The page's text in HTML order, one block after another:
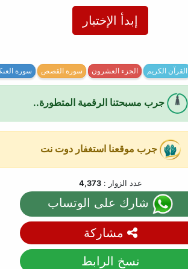
إبدأ الإختبار
القرآن الكريم الجزء العشرون سورة القصص سورة
جرب مسبحتنا الرقمية المتطورة..
جرب موقعنا استغفار دوت نت
عدد الزوار :4,373
شارك على الوتساب
مشاركة
نسخ الرابط